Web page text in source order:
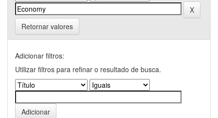
Retornar valores
Adicionar filtros:
Utilizar filtros para refinar o resultado de busca.